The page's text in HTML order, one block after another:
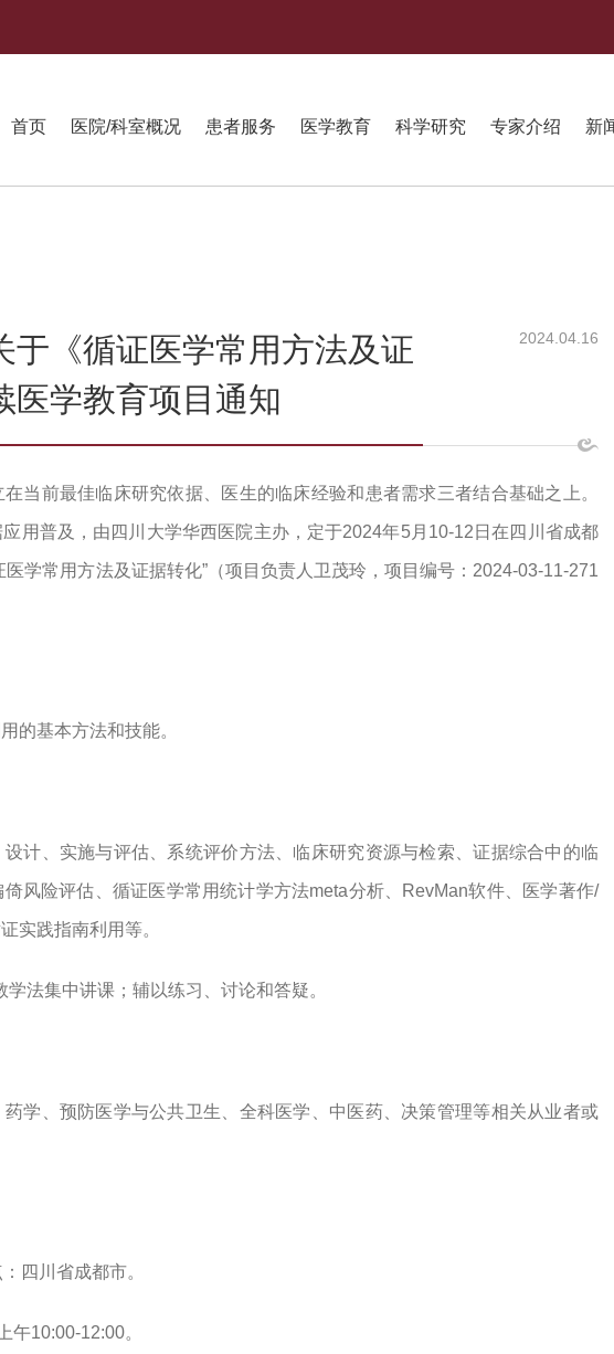
首页 医院/科室概况 患者服务 医学教育 科学研究 专家介绍 新
于《循证医学常用方法及证
医学教育项目通知
2024.04.16
当前最佳临床研究依据、医生的临床经验和患者需求三者结合基础之上。
用普及，由四川大学华西医院主办，定于2024年5月10-12日在四川省成都
学常用方法及证据转化”（项目负责人卫茂玲，项目编号：2024-03-11-271
的基本方法和技能。
计、实施与评估、系统评价方法、临床研究资源与检索、证据综合中的临
风险评估、循证医学常用统计学方法meta分析、RevMan软件、医学著作/
实践指南利用等。
法集中讲课；辅以练习、讨论和答疑。
学、预防医学与公共卫生、全科医学、中医药、决策管理等相关从业者或
四川省成都市。
午10:00-12:00。